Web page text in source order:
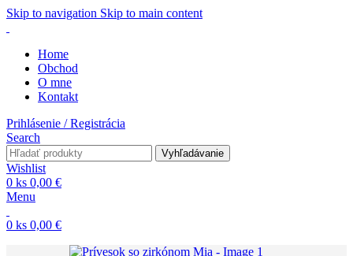
Skip to navigation Skip to main content
Home
Obchod
O mne
Kontakt
Prihlásenie / Registrácia
Search
Vyhľadávanie
Wishlist
0 ks 0,00 €
Menu
0 ks 0,00 €